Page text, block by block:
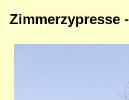
Zimmerzypresse -